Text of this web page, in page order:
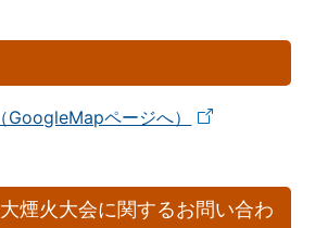
ページへ）
煙火大会に関するお問い合わ